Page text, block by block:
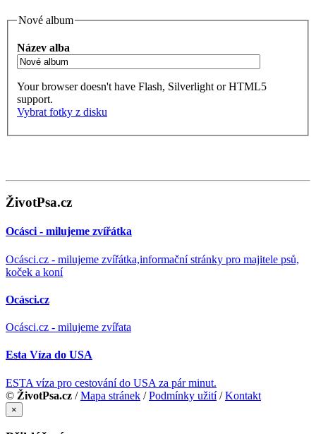
Nové album
Název alba
Your browser doesn't have Flash, Silverlight or HTML5
support.
Vybrat fotky z disku
ŽivotPsa.cz
Ocásci - milujeme zvířátka
Ocásci.cz - milujeme zvířátka,informační stránky pro majitele psů,
koček a koní
Ocásci.cz
Ocásci.cz - milujeme zvířata
Esta Víza do USA
ESTA víza pro cestování do USA za pár minut.
© ŽivotPsa.cz /Mapa stránek /Podmínky užití/Kontakt
×